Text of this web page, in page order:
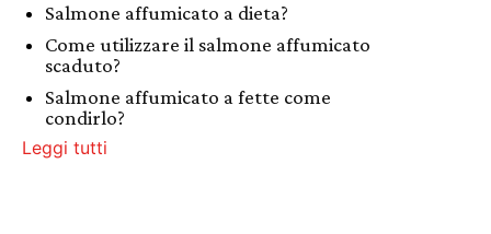
Salmone affumicato a dieta?
Come utilizzare il salmone affumicato
scaduto?
Salmone affumicato a fette come
condirlo?
Leggi tutti